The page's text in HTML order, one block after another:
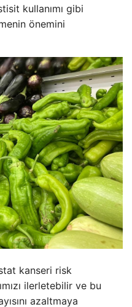
kullanımı gibi
önemini
kanseri risk
ilerletebilir ve bu
azaltmaya